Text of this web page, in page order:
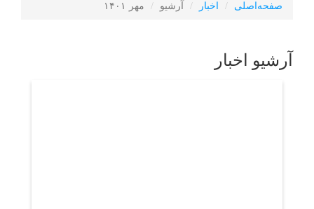
صفحه‌اصلی اخبار آرشیو مهر ۱۴۰۱
آرشیو اخبار